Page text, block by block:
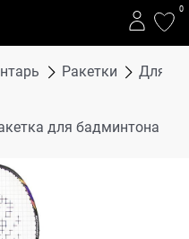
0
Ракетки Для
для бадминтона